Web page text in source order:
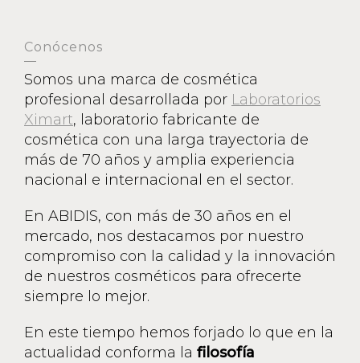
Conócenos
Somos una marca de cosmética
profesional desarrollada por Laboratorios
Ximart, laboratorio fabricante de
cosmética con una larga trayectoria de
más de 70 años y amplia experiencia
nacional e internacional en el sector.
En ABIDIS, con más de 30 años en el
mercado, nos destacamos por nuestro
compromiso con la calidad y la innovación
de nuestros cosméticos para ofrecerte
siempre lo mejor.
En este tiempo hemos forjado lo que en la
actualidad conforma la filosofía